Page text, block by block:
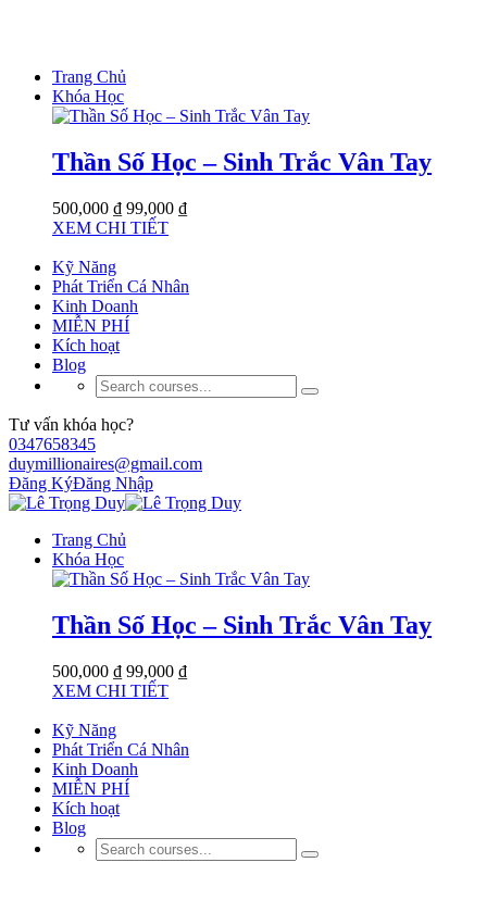
Trang Chủ
Khóa Học
Thần Số Học – Sinh Trắc Vân Tay
500,000 ₫ 99,000 ₫
XEM CHI TIẾT
Kỹ Năng
Phát Triển Cá Nhân
Kinh Doanh
MIỄN PHÍ
Kích hoạt
Blog
Tư vấn khóa học?
0347658345
duymillionaires@gmail.com
Đăng KýĐăng Nhập
Trang Chủ
Khóa Học
Thần Số Học – Sinh Trắc Vân Tay
500,000 ₫ 99,000 ₫
XEM CHI TIẾT
Kỹ Năng
Phát Triển Cá Nhân
Kinh Doanh
MIỄN PHÍ
Kích hoạt
Blog